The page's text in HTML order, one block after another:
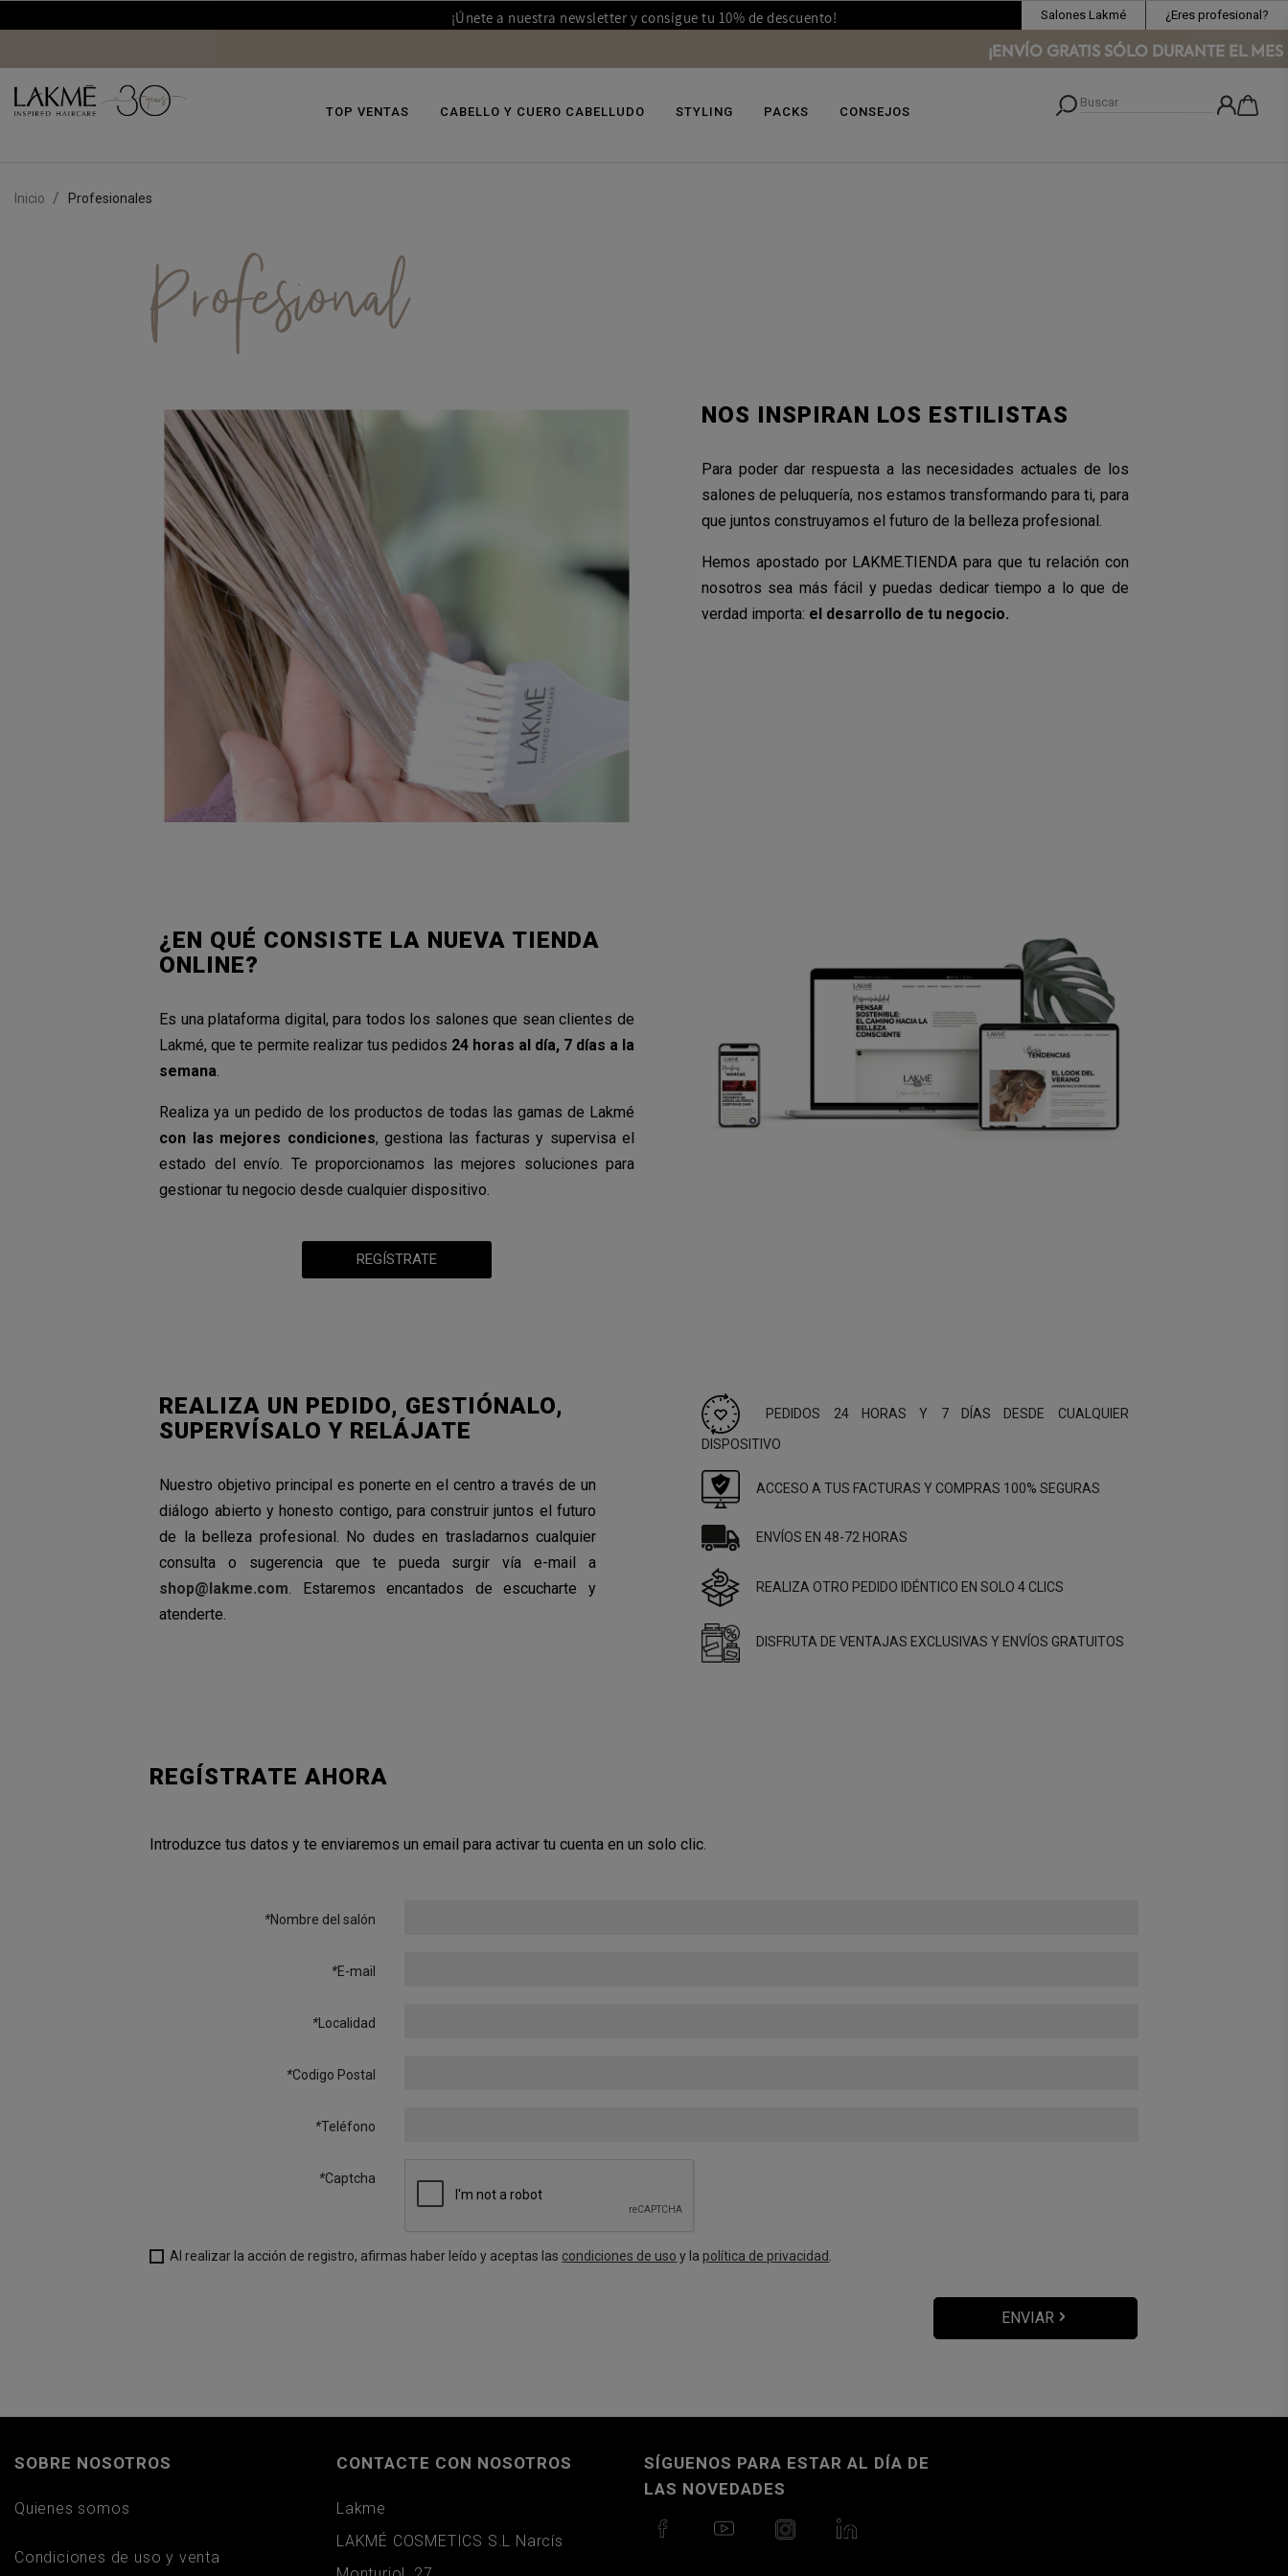
¡Únete a nuestra newsletter y consigue tu 10% de descuento!
¡ENVÍO GRATIS SÓLO DURANTE EL MES DE
Salones Lakmé ¿Eres profesional?
TOP VENTAS CABELLO Y CUERO CABELLUDO STYLING PACKS CONSEJOS
Inicio Profesionales
NOS INSPIRAN LOS ESTILISTAS
Para poder dar respuesta a las necesidades actuales de los
salones de peluquería, nos estamos transformando para ti, para
que juntos construyamos el futuro de la belleza profesional.
Hemos apostado por LAKME.TIENDA para que tu relación con
nosotros sea más fácil y puedas dedicar tiempo a lo que de
verdad importa: el desarrollo de tu negocio.
¿EN QUÉ CONSISTE LA NUEVA TIENDA
ONLINE?
Es una plataforma digital, para todos los salones que sean clientes de
Lakmé, que te permite realizar tus pedidos 24 horas al día, 7 días a la
semana
Realiza ya un pedido de los productos de todas las gamas de Lakmé
con las mejores condiciones, gestiona las facturas y supervisa el
estado del envío. Te proporcionamos las mejores soluciones para
gestionar tu negocio desde cualquier dispositivo.
REGÍSTRATE
REALIZA UN PEDIDO, GESTIÓNALO,
SUPERVÍSALO Y RELÁJATE
Nuestro objetivo principal es ponerte en el centro a través de un
diálogo abierto y honesto contigo, para construir juntos el futuro
de la belleza profesional. No dudes en trasladarnos cualquier
consulta o sugerencia que te pueda surgir vía e-mail a
shop@lakme.com . Estaremos encantados de escucharte y
atenderte.
PEDIDOS 24 HORAS Y 7 DÍAS DESDE CUALQUIER
DISPOSITIVO
ACCESO A TUS FACTURAS Y COMPRAS 100% SEGURAS
ENVÍOS EN 48-72 HORAS
REALIZA OTRO PEDIDO IDÉNTICO EN SOLO 4 CLICS
DISFRUTA DE VENTAJAS EXCLUSIVAS Y ENVÍOS GRATUITOS
REGÍSTRATE AHORA
Introduzce tus datos y te enviaremos un email para activar tu cuenta en un solo clic.
*Nombre del salón
*E-mail
*Localidad
*Codigo Postal
*Teléfono
*Captcha
Al realizar la acción de registro, afirmas haber leído y aceptas las condiciones de uso y la política de privacidad
ENVIAR
SOBRE NOSOTROS
Quienes somos
Condiciones de uso y venta
CONTACTE CON NOSOTROS
Lakme
LAKMÉ COSMETICS S.L Narcís
SÍGUENOS PARA ESTAR AL DÍA DE
LAS NOVEDADES